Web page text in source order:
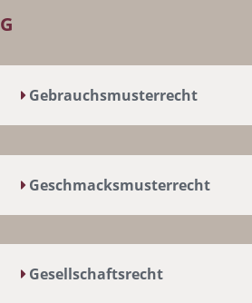
G
Gebrauchsmusterrecht
Geschmacksmusterrecht
Gesellschaftsrecht